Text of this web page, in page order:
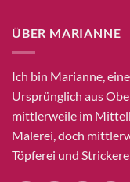
ÜBER MARIANNE
Ich bin Marianne,
Ursprünglich aus
mittlerweile im
Malerei, doch
Töpferei und